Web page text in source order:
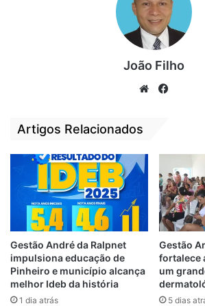
disso, e usa este tipo de
tentar perseguir, para
claro, não fazer com que
levar para vocês as nossas
incomodando pessoas
pessoas eu quero dizer que
do Maranhão Mais Feliz
Maranhão vai ser mais
tem ré!”, completou.
João Filho
We
Artigos Relacionados
Gestão André da Ralpnet
impulsiona educação de
Pinheiro e município alcança
melhor Ideb da história
1 dia atrás
Gestão
fortalece
um
5 dias